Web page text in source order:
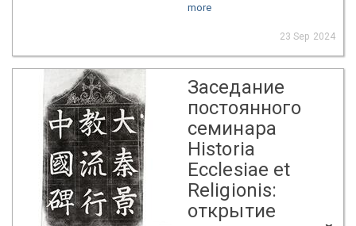
more
23 Sep 2024
Заседание
постоянного
семинара
Historia
Ecclesiae et
Religionis:
открытие